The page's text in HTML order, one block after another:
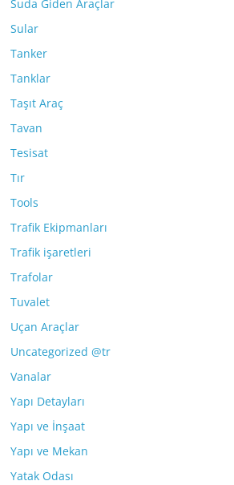
Suda Giden Araçlar
Sular
Tanker
Tanklar
Taşıt Araç
Tavan
Tesisat
Tır
Tools
Trafik Ekipmanları
Trafik işaretleri
Trafolar
Tuvalet
Uçan Araçlar
Uncategorized @tr
Vanalar
Yapı Detayları
Yapı ve İnşaat
Yapı ve Mekan
Yatak Odası